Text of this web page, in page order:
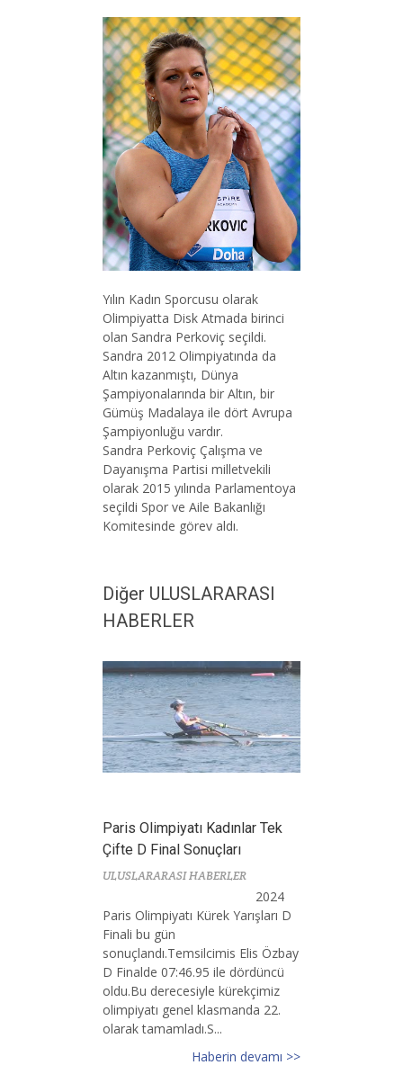
Yılın Kadın Sporcusu olarak
Olimpiyatta Disk Atmada birinci
olan Sandra Perkoviç seçildi.
Sandra 2012 Olimpiyatında da
Altın kazanmıştı, Dünya
Şampiyonalarında bir Altın, bir
Gümüş Madalaya ile dört Avrupa
Şampiyonluğu vardır.
Sandra Perkoviç Çalışma ve
Dayanışma Partisi milletvekili
olarak 2015 yılında Parlamentoya
seçildi Spor ve Aile Bakanlığı
Komitesinde görev aldı.
Diğer ULUSLARARASI
HABERLER
Paris Olimpiyatı Kadınlar Tek
Çifte D Final Sonuçları
ULUSLARARASI HABERLER
2024
Paris Olimpiyatı Kürek Yarışları D
Finali bu gün
sonuçlandı.Temsilcimis Elis Özbay
D Finalde 07:46.95 ile dördüncü
oldu.Bu derecesiyle kürekçimiz
olimpiyatı genel klasmanda 22.
olarak tamamladı.S...
Haberin devamı >>